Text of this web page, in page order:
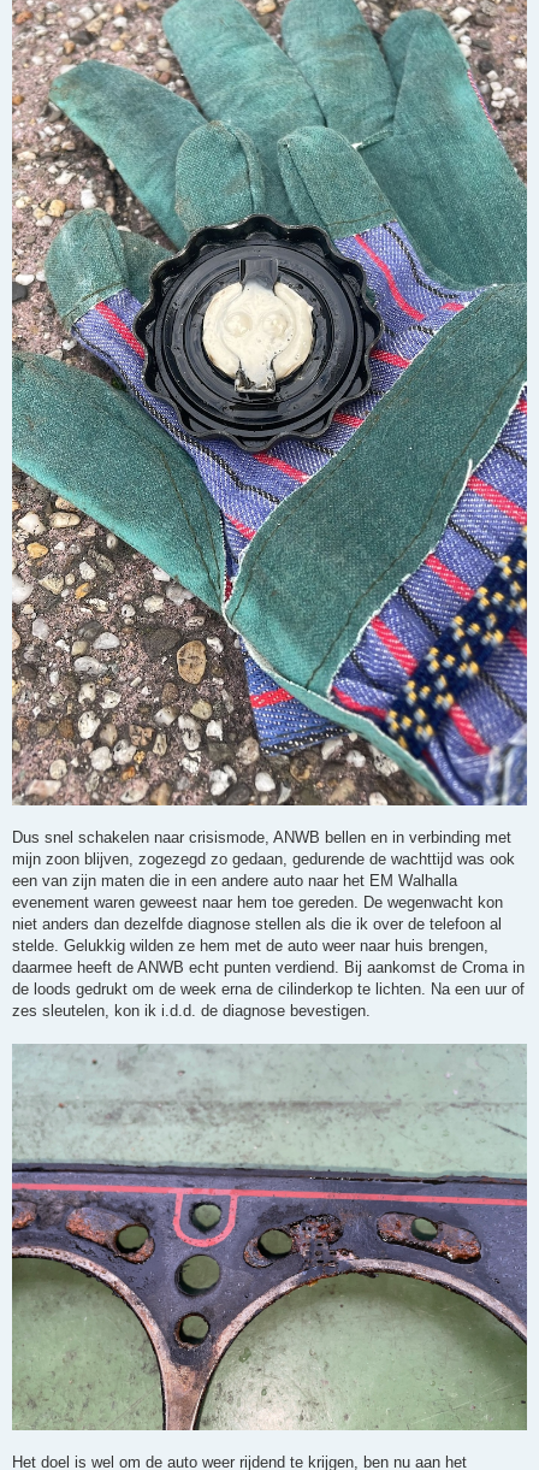
Dus snel schakelen naar crisismode, ANWB bellen en in verbinding met
mijn zoon blijven, zogezegd zo gedaan, gedurende de wachttijd was ook
een van zijn maten die in een andere auto naar het EM Walhalla
evenement waren geweest naar hem toe gereden. De wegenwacht kon
niet anders dan dezelfde diagnose stellen als die ik over de telefoon al
stelde. Gelukkig wilden ze hem met de auto weer naar huis brengen,
daarmee heeft de ANWB echt punten verdiend. Bij aankomst de Croma in
de loods gedrukt om de week erna de cilinderkop te lichten. Na een uur of
zes sleutelen, kon ik i.d.d. de diagnose bevestigen.
Het doel is wel om de auto weer rijdend te krijgen, ben nu aan het